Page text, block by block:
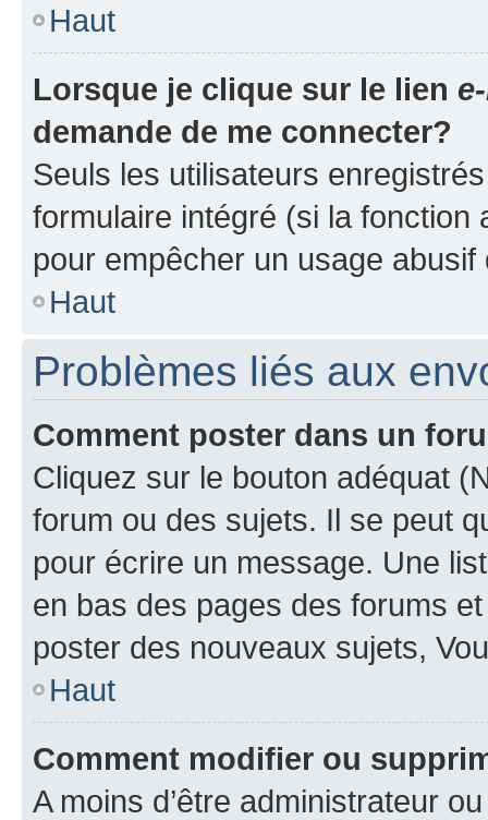
Haut
Lorsque je clique sur le lien
demande de me connecter?
Seuls les utilisateurs
formulaire intégré (si la fonction
pour empêcher un usage
Haut
Problèmes liés aux
Comment poster dans un
Cliquez sur le bouton adéquat
forum ou des sujets. Il se peut
pour écrire un message. Une
en bas des pages des forums
poster des nouveaux sujets,
Haut
Comment modifier ou
A moins d’être administrateur